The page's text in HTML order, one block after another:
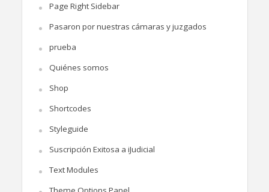
Page Right Sidebar
Pasaron por nuestras cámaras y juzgados
prueba
Quiénes somos
Shop
Shortcodes
Styleguide
Suscripción Exitosa a iJudicial
Text Modules